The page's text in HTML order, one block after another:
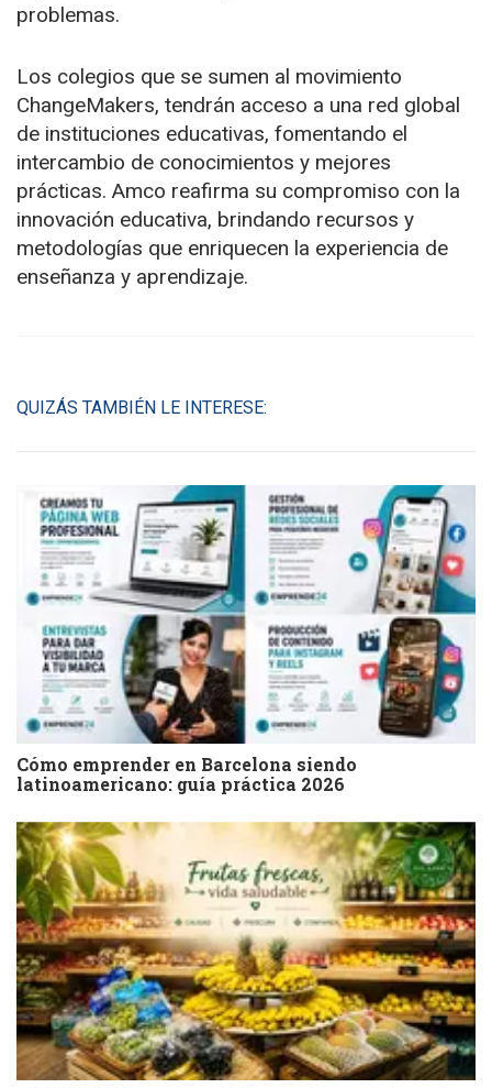
problemas.
Los colegios que se sumen al movimiento
ChangeMakers, tendrán acceso a una red global
de instituciones educativas, fomentando el
intercambio de conocimientos y mejores
prácticas. Amco reafirma su compromiso con la
innovación educativa, brindando recursos y
metodologías que enriquecen la experiencia de
enseñanza y aprendizaje.
QUIZÁS TAMBIÉN LE INTERESE:
Cómo emprender en Barcelona siendo
latinoamericano: guía práctica 2026